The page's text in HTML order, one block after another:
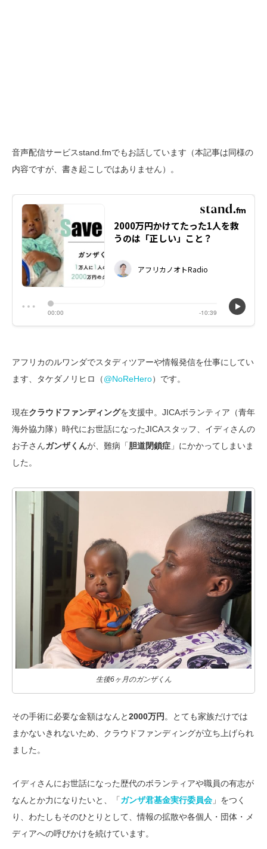
音声配信サービスstand.fmでもお話しています（本記事は同様の
内容ですが、書き起こしではありません）。
アフリカのルワンダでスタディツアーや情報発信を仕事にしてい
ます、タケダノリヒロ（@NoReHero）です。
現在クラウドファンディングを支援中。JICAボランティア（青年
海外協力隊）時代にお世話になったJICAスタッフ、イディさんの
お子さんガンザくんが、難病「胆道閉鎖症 」にかかってしまいま
した。
生後6ヶ月のガンザくん
その手術に必要な金額はなんと2000万円 。とても家族だけでは
まかないきれないため、クラウドファンディングが立ち上げられ
ました。
イディさんにお世話になった歴代のボランティアや職員の有志が
なんとか力になりたいと、「ガンザ君基金実行委員会 」をつく
り、わたしもそのひとりとして、情報の拡散や各個人・団体・メ
ディアへの呼びかけを続けています。